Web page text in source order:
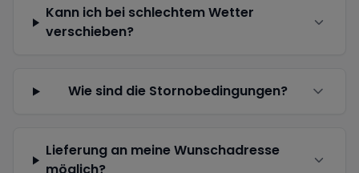
Kann ich bei schlechtem Wetter
verschieben?
Wie sind die Stornobedingungen?
Lieferung an meine Wunschadresse